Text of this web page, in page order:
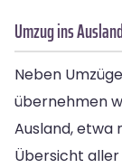
Umzug ins
Neben
übernehmen
Ausland, etwa
Übersicht